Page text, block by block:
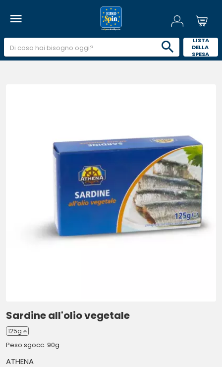
LISTA
DELLA
SPESA
Sardine all'olio vegetale
125g ℮
Peso sgocc. 90g
ATHENA